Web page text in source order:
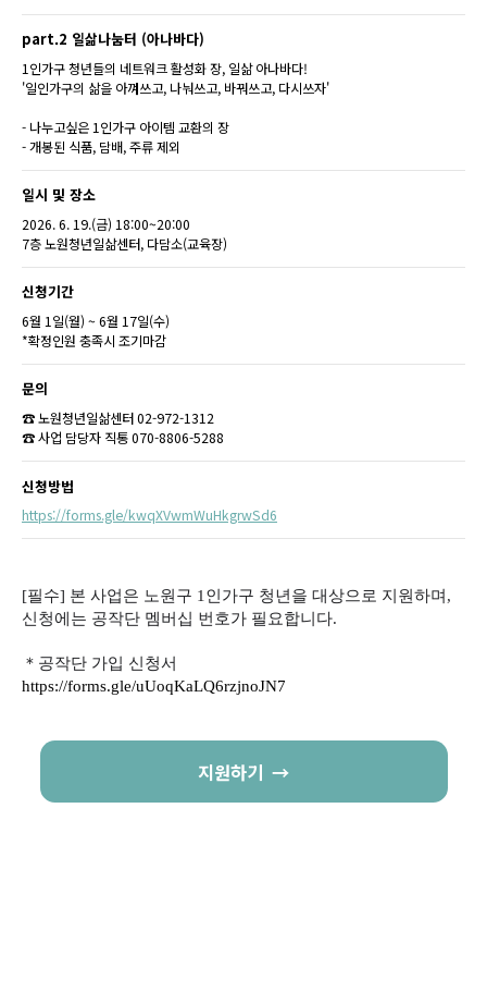
part.2 일삶나눔터 (아나바다)
1인가구 청년들의 네트워크 활성화 장, 일삶 아나바다!
'일인가구의 삶을 아껴쓰고, 나눠쓰고, 바꿔쓰고, 다시쓰자'
- 나누고싶은 1인가구 아이템 교환의 장
- 개봉된 식품, 담배, 주류 제외
일시 및 장소
2026. 6. 19.(금) 18:00~20:00
7층 노원청년일삶센터, 다담소(교육장)
신청기간
6월 1일(월) ~ 6월 17일(수)
*확정인원 충족시 조기마감
문의
☎ 노원청년일삶센터 02-972-1312
☎ 사업 담당자 직통 070-8806-5288
신청방법
https://forms.gle/kwqXVwmWuHkgrwSd6
[필수] 본 사업은 노원구 1인가구 청년을 대상으로 지원하며,
신청에는 공작단 멤버십 번호가 필요합니다.
＊공작단 가입 신청서
https://forms.gle/uUoqKaLQ6rzjnoJN7
지원하기